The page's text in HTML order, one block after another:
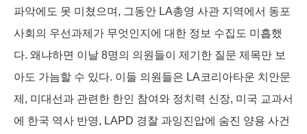
파악에도 못 미쳤으며, 그동안 LA총영 사관 지역에서 동포
사회의 우선과제가 무엇인지에 대한 정보 수집도 미흡했
다. 왜냐하면 이날 8명의 의원들이 제기한 질문 제목만 보
아도 가늠할 수 있다. 이들 의원들은 LA코리아타운 치안문
제, 미대선과 관련한 한인 참여와 정치력 신장, 미국 교과서
에 한국 역사 반영, LAPD 경찰 과잉진압에 숨진 양용 사건